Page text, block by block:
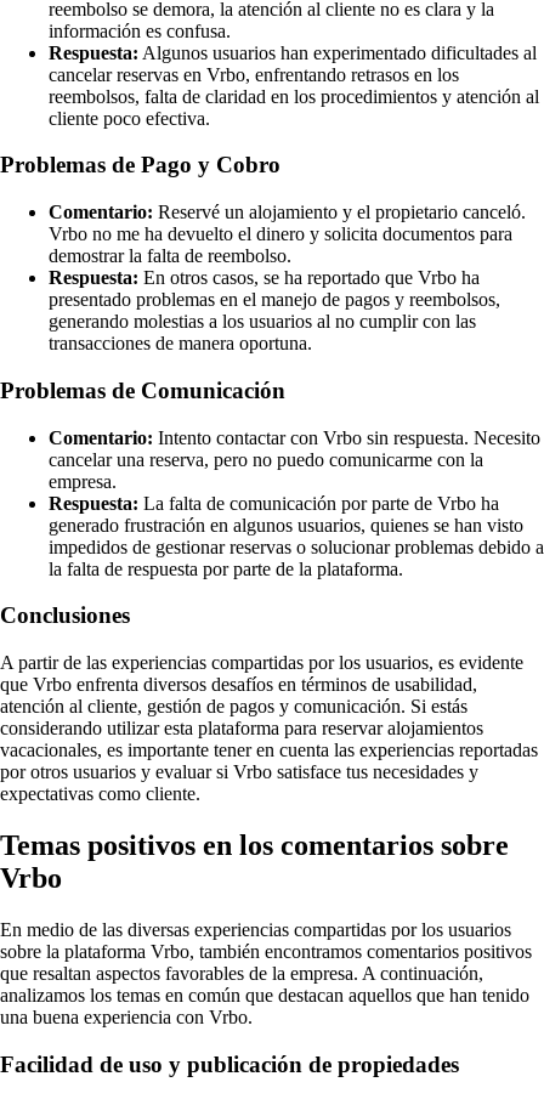
reembolso se demora, la atención al cliente no es clara y la
información es confusa.
Respuesta: Algunos usuarios han experimentado dificultades al
cancelar reservas en Vrbo, enfrentando retrasos en los
reembolsos, falta de claridad en los procedimientos y atención al
cliente poco efectiva.
Problemas de Pago y Cobro
Comentario: Reservé un alojamiento y el propietario canceló.
Vrbo no me ha devuelto el dinero y solicita documentos para
demostrar la falta de reembolso.
Respuesta: En otros casos, se ha reportado que Vrbo ha
presentado problemas en el manejo de pagos y reembolsos,
generando molestias a los usuarios al no cumplir con las
transacciones de manera oportuna.
Problemas de Comunicación
Comentario: Intento contactar con Vrbo sin respuesta. Necesito
cancelar una reserva, pero no puedo comunicarme con la
empresa.
Respuesta: La falta de comunicación por parte de Vrbo ha
generado frustración en algunos usuarios, quienes se han visto
impedidos de gestionar reservas o solucionar problemas debido a
la falta de respuesta por parte de la plataforma.
Conclusiones
A partir de las experiencias compartidas por los usuarios, es evidente
que Vrbo enfrenta diversos desafíos en términos de usabilidad,
atención al cliente, gestión de pagos y comunicación. Si estás
considerando utilizar esta plataforma para reservar alojamientos
vacacionales, es importante tener en cuenta las experiencias reportadas
por otros usuarios y evaluar si Vrbo satisface tus necesidades y
expectativas como cliente.
Temas positivos en los comentarios sobre
Vrbo
En medio de las diversas experiencias compartidas por los usuarios
sobre la plataforma Vrbo, también encontramos comentarios positivos
que resaltan aspectos favorables de la empresa. A continuación,
analizamos los temas en común que destacan aquellos que han tenido
una buena experiencia con Vrbo.
Facilidad de uso y publicación de propiedades